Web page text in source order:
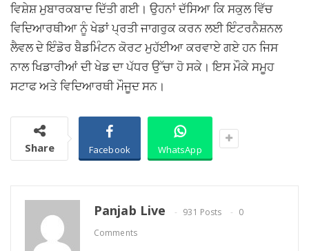
ਵਿਸ਼ੇਸ਼ ਮੁਬਾਰਕਬਾਦ ਦਿੱਤੀ ਗਈ। ਉਹਨਾਂ ਦੱਸਿਆ ਕਿ ਸਕੁਲ ਵਿੱਚ
ਵਿਦਿਆਰਥੀਆ ਨੂੰ ਖੇਡਾਂ ਪ੍ਰਤੀ ਜਾਗਰੁਕ ਕਰਨ ਲਈ ਇੰਟਰਨੈਸ਼ਨਲ
ਲੈਵਲ ਦੇ ਇੰਡੋਰ ਬੈਡਮਿੰਟਨ ਕੋਰਟ ਮੁਹੱਈਆ ਕਰਵਾਏ ਗਏ ਹਨ ਜਿਸ
ਨਾਲ ਖਿਡਾਰੀਆਂ ਦੀ ਖੇਡ ਦਾ ਪੱਧਰ ਉੱਚਾ ਹੋ ਸਕੇ। ਇਸ ਮੌਕੇ ਸਮੂਹ
ਸਟਾਫ ਅਤੇ ਵਿਦਿਆਰਥੀ ਮੌਜੂਦ ਸਨ।
Share Facebook WhatsApp
Panjab Live 931 Posts
0
Comments